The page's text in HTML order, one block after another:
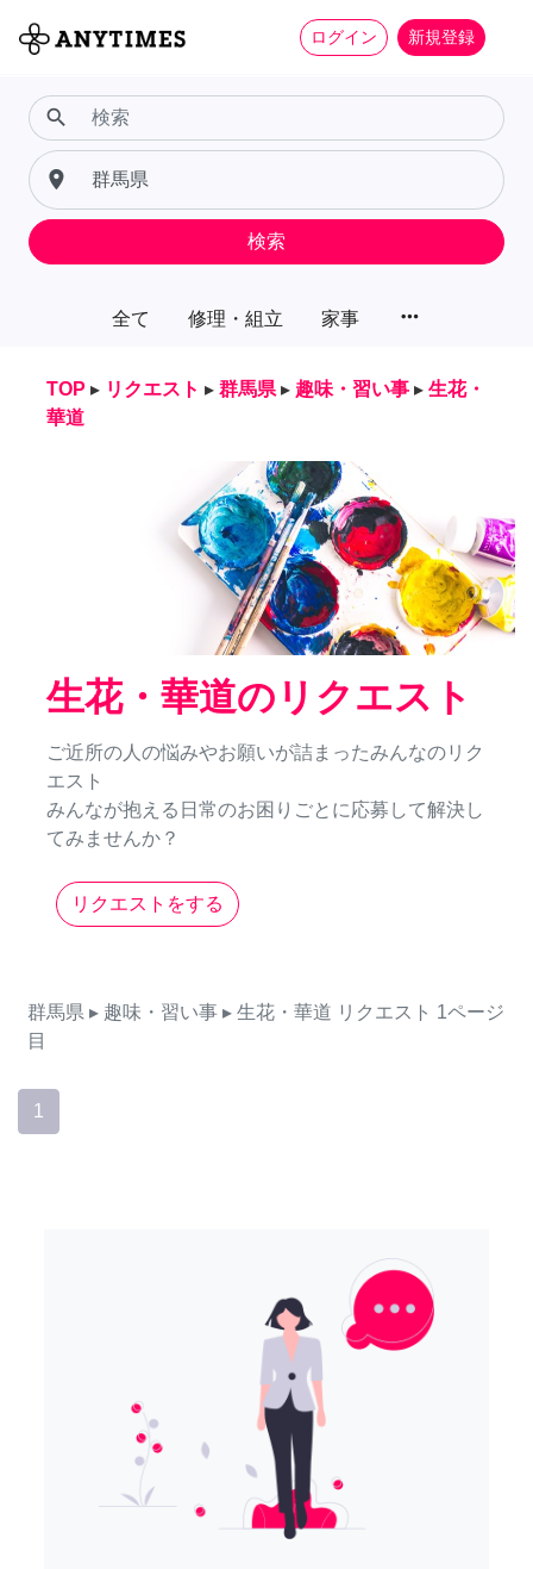
ログイン 新規登録
全て 修理・組立 家事 more_horiz
search
place
検索
TOP ▸ リクエスト ▸ 群馬県 ▸ 趣味・習い事 ▸ 生花・
華道
生花・華道のリクエスト
ご近所の人の悩みやお願いが詰まったみんなのリク
エスト
みんなが抱える日常のお困りごとに応募して解決し
てみませんか？
リクエストをする
群馬県 ▸ 趣味・習い事 ▸ 生花・華道 リクエスト 1ページ
目
1